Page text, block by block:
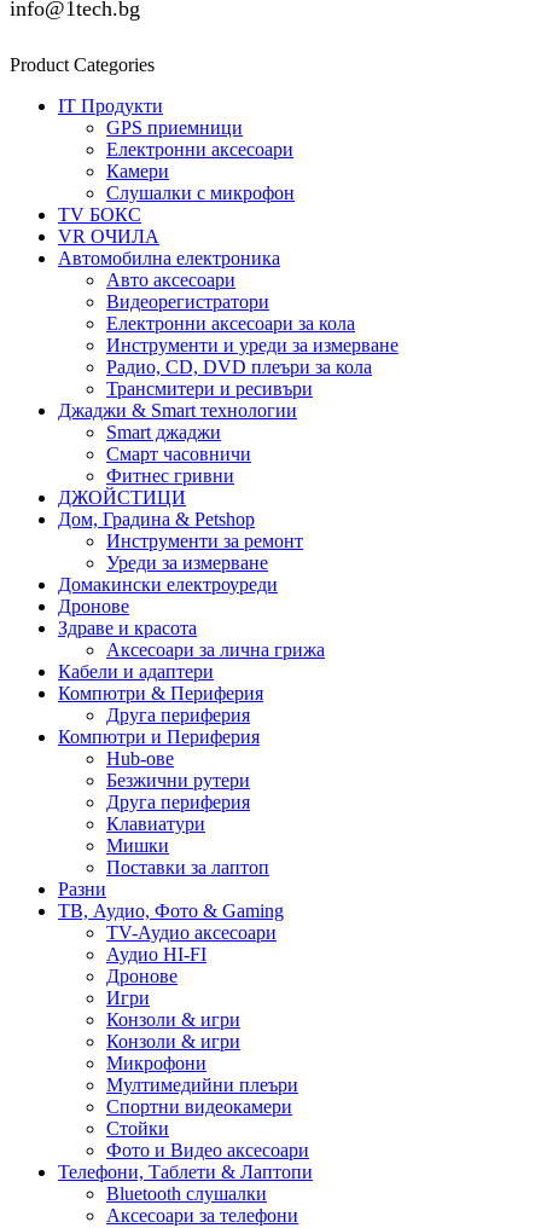
info@1tech.bg
Product Categories
IT Продукти
GPS приемници
Електронни аксесоари
Камери
Слушалки с микрофон
TV БОКС
VR ОЧИЛА
Автомобилна електроника
Авто аксесоари
Видеорегистратори
Електронни аксесоари за кола
Инструменти и уреди за измерване
Радио, CD, DVD плеъри за кола
Трансмитери и ресивъри
Джаджи & Smart технологии
Smart джаджи
Смарт часовничи
Фитнес гривни
ДЖОЙСТИЦИ
Дом, Градина & Petshop
Инструменти за ремонт
Уреди за измерване
Домакински електроуреди
Дронове
Здраве и красота
Аксесоари за лична грижа
Кабели и адаптери
Компютри & Периферия
Друга периферия
Компютри и Периферия
Hub-ове
Безжични рутери
Друга периферия
Клавиатури
Мишки
Поставки за лаптоп
Разни
ТВ, Аудио, Фото & Gaming
TV-Аудио аксесоари
Аудио HI-FI
Дронове
Игри
Конзоли & игри
Конзоли & игри
Микрофони
Мултимедийни плеъри
Спортни видеокамери
Стойки
Фото и Видео аксесоари
Телефони, Таблети & Лаптопи
Bluetooth слушалки
Аксесоари за телефони